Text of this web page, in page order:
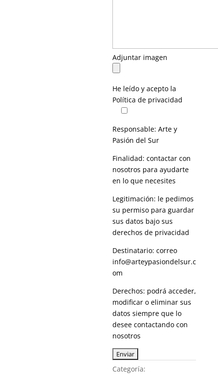
Adjuntar imagen
He leído y acepto la
Política de privacidad
Responsable: Arte y
Pasión del Sur
Finalidad: contactar con
nosotros para ayudarte
en lo que necesites
Legitimación: le pedimos
su permiso para guardar
sus datos bajo sus
derechos de privacidad
Destinatario: correo
info@arteypasiondelsur.c
om
Derechos: podrá acceder,
modificar o eliminar sus
datos siempre que lo
desee contactando con
nosotros
Categoría: